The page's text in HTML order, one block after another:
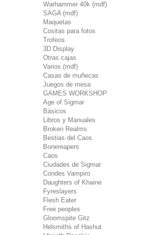
Warhammer 40k (mdf)
SAGA (mdf)
Maquetas
Cositas para fotos
Trofeos
3D Display
Otras cajas
Varios (mdf)
Casas de muñecas
Juegos de mesa
GAMES WORKSHOP
Age of Sigmar
Básicos
Libros y Manuales
Broken Realms
Bestias del Caos
Bonereapers
Caos
Ciudades de Sigmar
Condes Vampiro
Daughters of Khaine
Fyreslayers
Flesh Eater
Free peoples
Gloomspite Gitz
Helsmiths of Hashut